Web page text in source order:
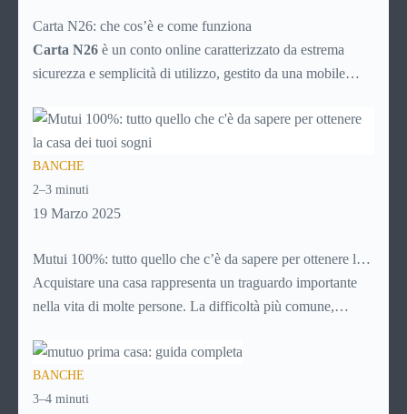
Carta N26: che cos’è e come funziona
Carta N26 è un conto online caratterizzato da estrema
sicurezza e semplicità di utilizzo, gestito da una mobile
sistema finanziario tedesco e, nonostante non abbia sedi
fisiche, consente il prelievo di denaro allo sportello in tutto
il mondo.
BANCHE
2–3 minuti
19 Marzo 2025
Mutui 100%: tutto quello che c’è da sapere per ottenere la
casa dei tuoi sogni
Acquistare una casa rappresenta un traguardo importante
nella vita di molte persone. La difficoltà più comune,
entrano in gioco i mutui 100%, che finanziano l’intero
valore dell’immobile senza richiedere versamenti iniziali.
Analizziamone nel dettaglio le caratteristiche e i vantaggi.
BANCHE
3–4 minuti